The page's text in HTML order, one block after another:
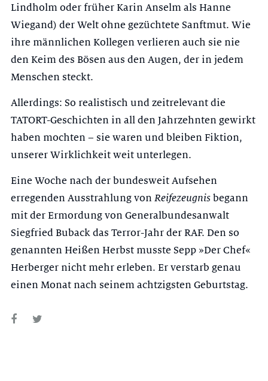
Lindholm oder früher Karin Anselm als Hanne
Wiegand) der Welt ohne gezüchtete Sanftmut. Wie
ihre männlichen Kollegen verlieren auch sie nie
den Keim des Bösen aus den Augen, der in jedem
Menschen steckt.
Allerdings: So realistisch und zeitrelevant die
TATORT-Geschichten in all den Jahrzehnten gewirkt
haben mochten – sie waren und bleiben Fiktion,
unserer Wirklichkeit weit unterlegen.
Eine Woche nach der bundesweit Aufsehen
erregenden Ausstrahlung vonReifezeugnisbegann
mit der Ermordung von Generalbundesanwalt
Siegfried Buback das Terror-Jahr der RAF. Den so
genannten Heißen Herbst musste Sepp »Der Chef«
Herberger nicht mehr erleben. Er verstarb genau
einen Monat nach seinem achtzigsten Geburtstag.